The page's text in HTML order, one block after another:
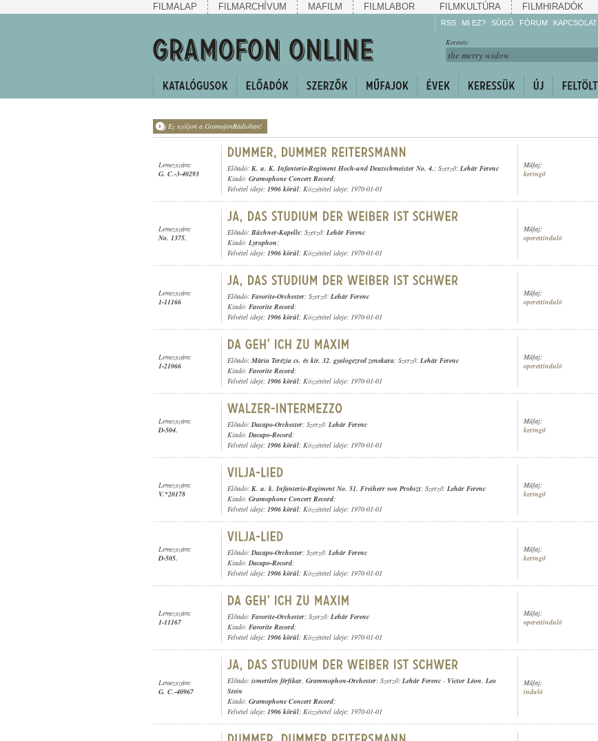
FILMALAP FILMARCHÍVUM MAFILM FILMLABOR FILMKULTÚRA FILMHIRADÓK
RSS MI EZ? SÚGÓ
Gyarapítsa!
Kövesse!
FÓRUM KAPCSOLAT
Keresés:
Ez szóljon a GramofonRádióban!
Lemezszám:
G. C.-3-40293
Előadó: K. u. K. Infanterie-Regiment Hoch-und Deutschmeister No. 4.; Szerző: Lehár Ferenc
Kiadó: Gramophone Concert Record;
Felvétel ideje: 1906 körül; Közzététel ideje: 1970-01-01
Műfaj:
keringő
Lemezszám:
No. 1375.
Előadó: Büchner-Kapelle; Szerző: Lehár Ferenc
Kiadó: Lyrophon;
Felvétel ideje: 1906 körül; Közzététel ideje: 1970-01-01
Műfaj:
operettinduló
Lemezszám:
1-11166
Előadó: Favorite-Orchester; Szerző: Lehár Ferenc
Kiadó: Favorite Record;
Felvétel ideje: 1906 körül; Közzététel ideje: 1970-01-01
Műfaj:
operettinduló
Lemezszám:
1-21066
Előadó: Mária Terézia cs. és kir. 32. gyalogezred zenekara; Szerző: Lehár Ferenc
Kiadó: Favorite Record;
Felvétel ideje: 1906 körül; Közzététel ideje: 1970-01-01
Műfaj:
operettinduló
Lemezszám:
D-504.
Előadó:Dacapo-Orchester; Szerző: Lehár Ferenc
Kiadó:Dacapo-Record;
Felvétel ideje: 1906 körül; Közzététel ideje: 1970-01-01
Műfaj:
keringő
Lemezszám:
V.*20178
Előadó: K. u. k. Infanterie-Regiment No. 51. Freiherr von Probszt; Szerző: Lehár Ferenc
Kiadó: Gramophone Concert Record;
Felvétel ideje: 1906 körül; Közzététel ideje: 1970-01-01
Műfaj:
keringő
Lemezszám:
D-505.
Előadó:Dacapo-Orchester; Szerző: Lehár Ferenc
Kiadó:Dacapo-Record;
Felvétel ideje: 1906 körül; Közzététel ideje: 1970-01-01
Műfaj:
keringő
Lemezszám:
1-11167
Előadó: Favorite-Orchester; Szerző: Lehár Ferenc
Kiadó: Favorite Record;
Felvétel ideje: 1906 körül; Közzététel ideje: 1970-01-01
Műfaj:
operettinduló
Lemezszám:
G. C.-40967
Előadó: ismertlen férfikar, Grammophon-Orchester; Szerző: Lehár Ferenc - Victor Léon, Leo
Stein
Kiadó: Gramophone Concert Record;
Felvétel ideje: 1906 körül; Közzététel ideje: 1970-01-01
Műfaj:
induló